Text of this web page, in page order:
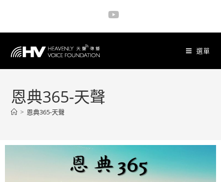
選單
恩典365-天聲
> 恩典365-天聲